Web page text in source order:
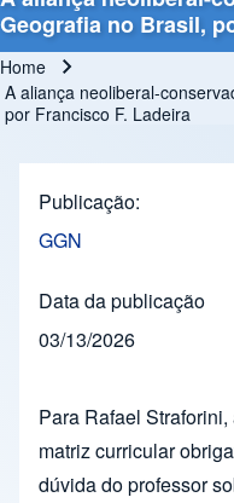
Geografia no Brasil,
Breadcrumb
Home
A aliança neoliberal-
por Francisco F. Ladeira
Publicação
GGN
Data da publicação
03/13/2026
Para Rafael
matriz curricular
dúvida do professor